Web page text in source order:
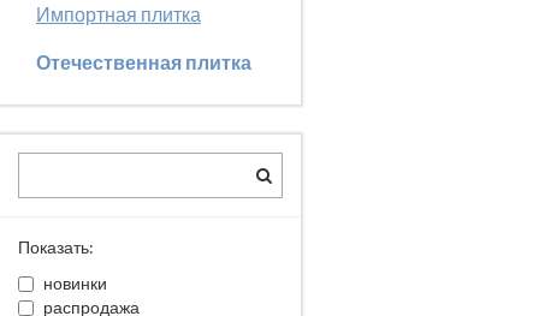
Импортная плитка
Отечественная плитка
Показать:
новинки
распродажа